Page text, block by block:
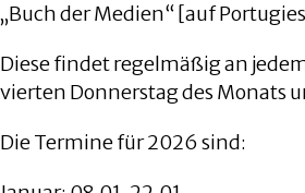
„Buch der Medien“ [auf
Diese findet regelmäßig an
vierten Donnerstag des Monats
Die Termine für 2026 sind: